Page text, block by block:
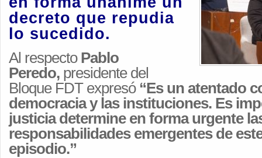
decreto que repudia
lo sucedido.
Al respecto Pablo
Peredo, presidente del
Bloque FDT expresó “Es un atentado
democracia y las instituciones. Es
justicia determine en forma urgente
responsabilidades emergentes de
episodio.”